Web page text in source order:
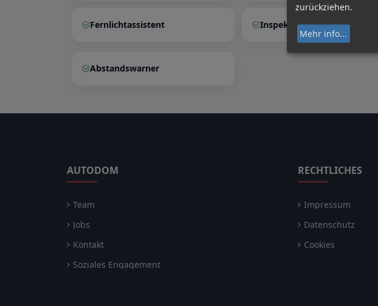
Fernlichtassistent Inspektion neu
Abstandswarner
AUTODOM
Team
Jobs
Kontakt
Soziales Engagement
RECHTLICHES
Impressum
Datenschutz
Cookies
zurückziehen.
Mehr info...